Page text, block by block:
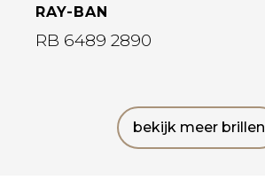
RAY-BAN
RB 6489 2890
bekijk meer brillen